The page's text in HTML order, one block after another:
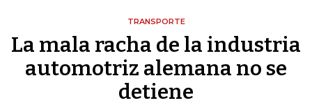
TRANSPORTE
La mala racha de la industria
automotriz alemana no se
detiene